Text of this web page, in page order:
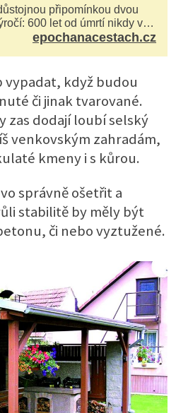
připomínkou dvou
600 let od úmrtí nikdy v
Jana Žižky z Tr...
epochanacestach.cz
vypadat, když budou
či jinak tvarované.
zas dodají loubí selský
venkovským zahradám,
kmeny i s kůrou.
správně ošetřit a
stabilitě by měly být
či nebo vyztužené.